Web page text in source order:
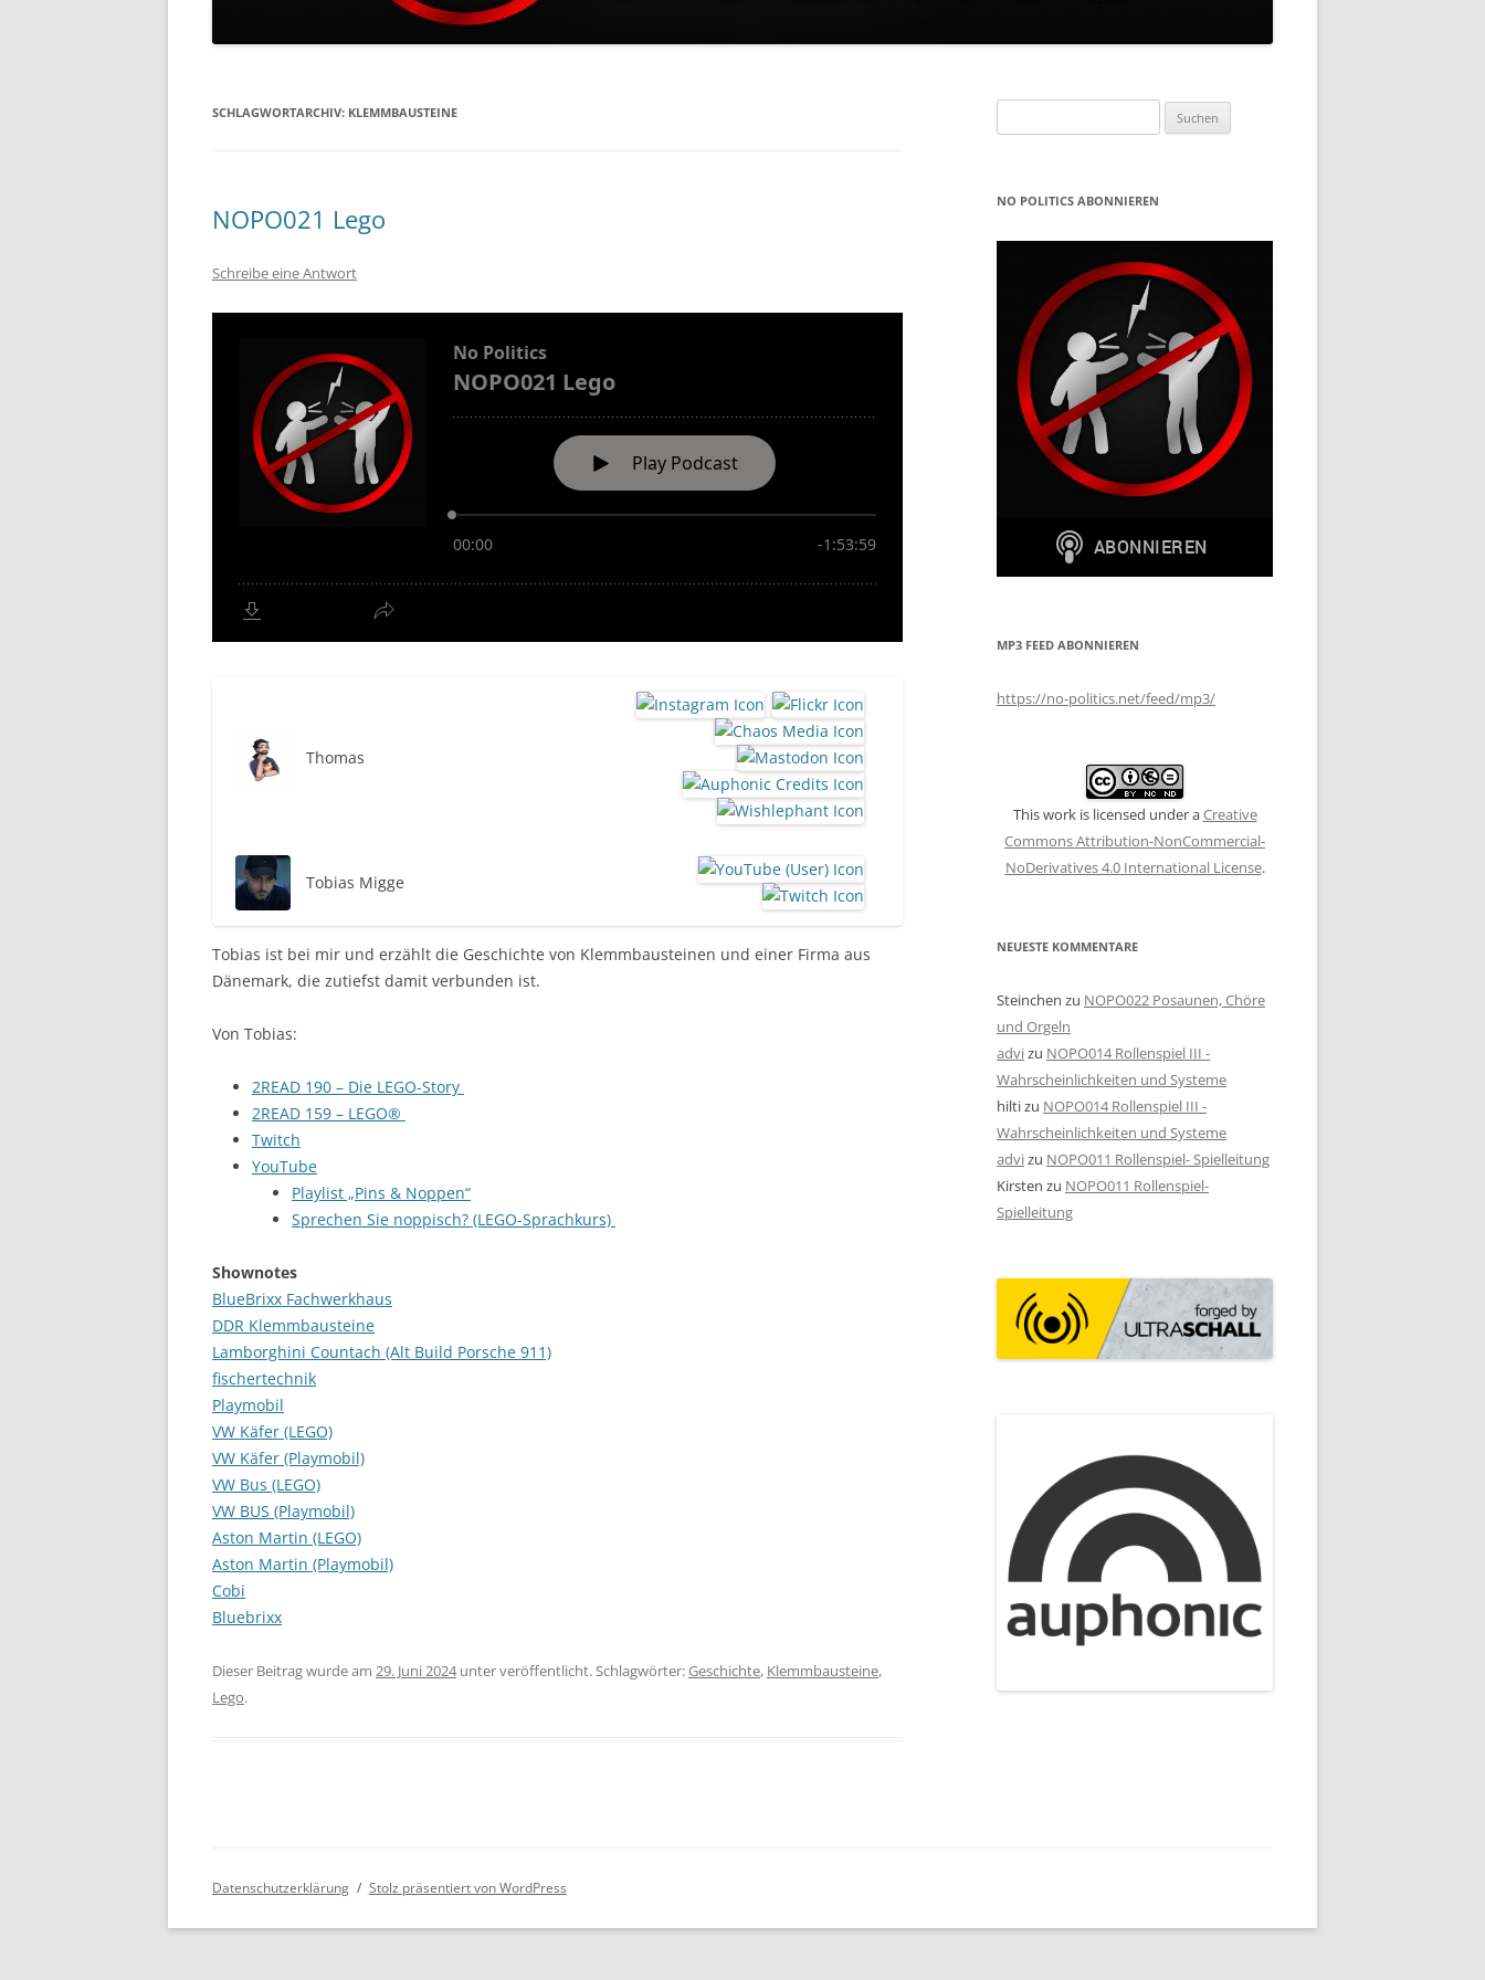
SCHLAGWORTARCHIV: KLEMMBAUSTEINE
NOPO021 Lego
Schreibe eine Antwort
Thomas
Tobias Migge
Tobias ist bei mir und erzählt die Geschichte von Klemmbausteinen und einer Firma aus
Dänemark, die zutiefst damit verbunden ist.
Von Tobias:
2READ 190 – Die LEGO-Story
2READ 159 – LEGO®
Twitch
YouTube
Playlist „Pins & Noppen“
Sprechen Sie noppisch? (LEGO-Sprachkurs)
Shownotes
BlueBrixx Fachwerkhaus
DDR Klemmbausteine
Lamborghini Countach (Alt Build Porsche 911)
fischertechnik
Playmobil
VW Käfer (LEGO)
VW Käfer (Playmobil)
VW Bus (LEGO)
VW BUS (Playmobil)
Aston Martin (LEGO)
Aston Martin (Playmobil)
Cobi
Bluebrixx
Dieser Beitrag wurde am 29. Juni 2024unter veröffentlicht. Schlagwörter:Geschichte, Klemmbausteine,
Lego.
nach:
NO POLITICS ABONNIEREN
MP3 FEED ABONNIEREN
https://no-politics.net/feed/mp3/
This work is licensed under aCreative
Commons Attribution-NonCommercial-
NoDerivatives 4.0 International License.
NEUESTE KOMMENTARE
Steinchen zu NOPO022 Posaunen, Chöre
und Orgeln
advizu NOPO014 Rollenspiel III -
Wahrscheinlichkeiten und Systeme
hiltizu NOPO014 Rollenspiel III -
Wahrscheinlichkeiten und Systeme
advizu NOPO011 Rollenspiel- Spielleitung
Kirsten zu NOPO011 Rollenspiel-
Spielleitung
Datenschutzerklärung Stolz präsentiert von WordPress